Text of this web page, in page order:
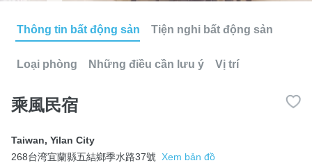
Thông tin bất động sản Tiện nghi bất động sản
Loại phòng Những điều cần lưu ý Vị trí
乘風民宿
Taiwan, Yilan City
268台湾宜蘭縣五結鄉季水路37號
Xem bản đồ